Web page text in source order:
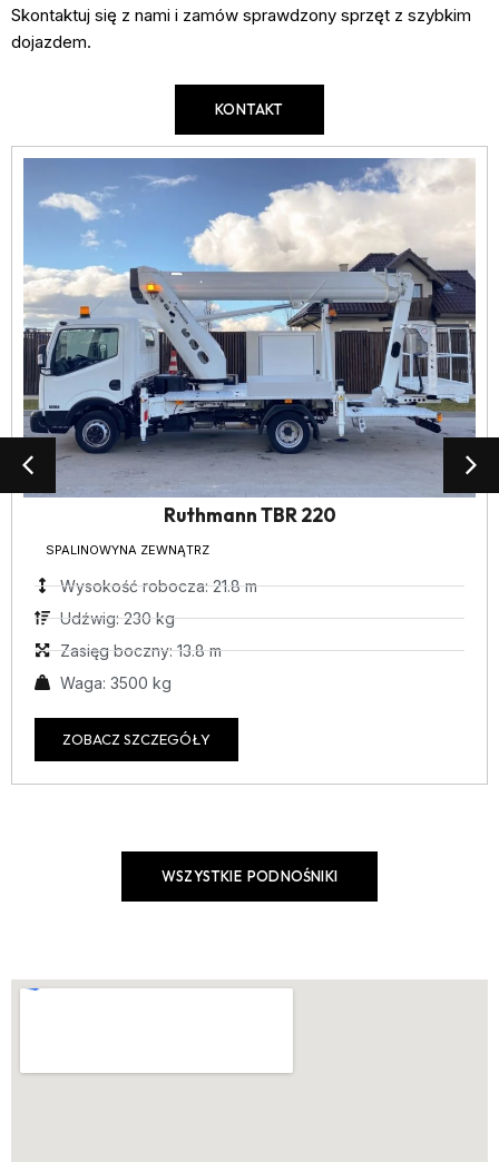
Skontaktuj się z nami i zamów sprawdzony sprzęt z szybkim
dojazdem.
KONTAKT
Ruthmann TBR 220
SPALINOWYNA ZEWNĄTRZ
Wysokość robocza: 21.8 m
Udźwig: 230 kg
Zasięg boczny: 13.8 m
Waga: 3500 kg
ZOBACZ SZCZEGÓŁY
WSZYSTKIE PODNOŚNIKI